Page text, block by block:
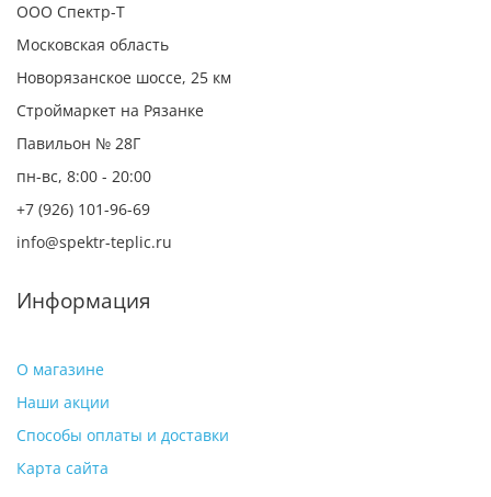
ООО Спектр-Т
Московская область
Новорязанское шоссе, 25 км
Строймаркет на Рязанке
Павильон № 28Г
пн-вс, 8:00 - 20:00
+7 (926) 101-96-69
info@spektr-teplic.ru
Информация
О магазине
Наши акции
Способы оплаты и доставки
Карта сайта